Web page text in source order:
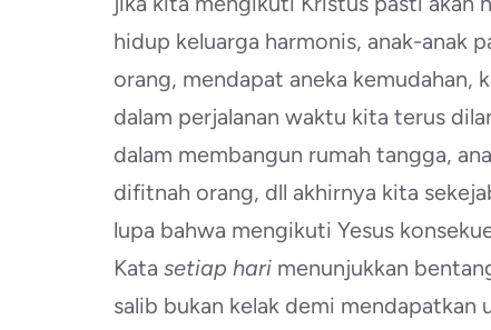
hidup keluarga harmonis, anak-anak
orang, mendapat aneka kemudahan,
dalam perjalanan waktu kita terus
dalam membangun rumah tangga,
difitnah orang, dll akhirnya kita
lupa bahwa mengikuti Yesus
Kata setiap hari menunjukkan
salib bukan kelak demi